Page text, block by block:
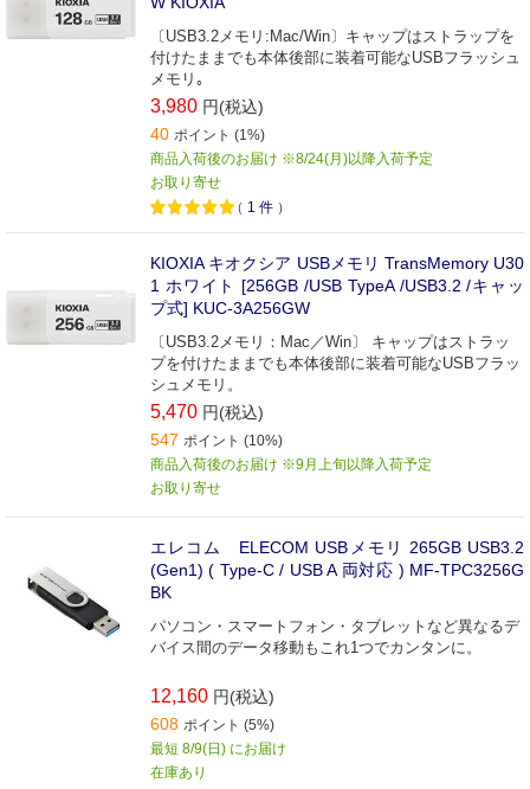
〔USB3.2メモリ:Mac/Win〕キャップはストラップを
付けたままでも本体後部に装着可能なUSBフラッシュ
メモリ｡
3,980 円(税込)
40 ポイント (1%)
商品入荷後のお届け ※8/24(月)以降入荷予定
お取り寄せ
（ 1 件 ）
KIOXIA キオクシア USBメモリ TransMemory U30
1 ホワイト [256GB /USB TypeA /USB3.2 /キャッ
プ式] KUC-3A256GW
〔USB3.2メモリ：Mac／Win〕 キャップはストラッ
プを付けたままでも本体後部に装着可能なUSBフラッ
シュメモリ。
5,470 円(税込)
547 ポイント (10%)
商品入荷後のお届け ※9月上旬以降入荷予定
お取り寄せ
エレコム ELECOM USBメモリ 265GB USB3.2
(Gen1) ( Type-C / USB A 両対応 ) MF-TPC3256G
BK
パソコン・スマートフォン・タブレットなど異なるデ
バイス間のデータ移動もこれ1つでカンタンに。
12,160 円(税込)
608 ポイント (5%)
最短 8/9(日) にお届け
在庫あり